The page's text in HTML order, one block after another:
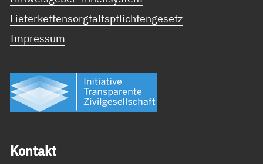
Lieferkettensorgfaltspflichtengesetz
Impressum
Kon­takt